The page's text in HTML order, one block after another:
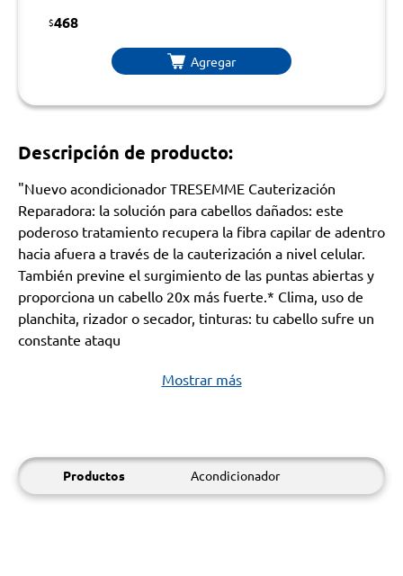
$468
Agregar
Descripción de producto:
"Nuevo acondicionador TRESEMME Cauterización
Reparadora: la solución para cabellos dañados: este
poderoso tratamiento recupera la fibra capilar de adentro
hacia afuera a través de la cauterización a nivel celular.
También previne el surgimiento de las puntas abiertas y
proporciona un cabello 20x más fuerte.* Clima, uso de
planchita, rizador o secador, tinturas: tu cabello sufre un
constante ataqu
Mostrar más
Productos Acondicionador